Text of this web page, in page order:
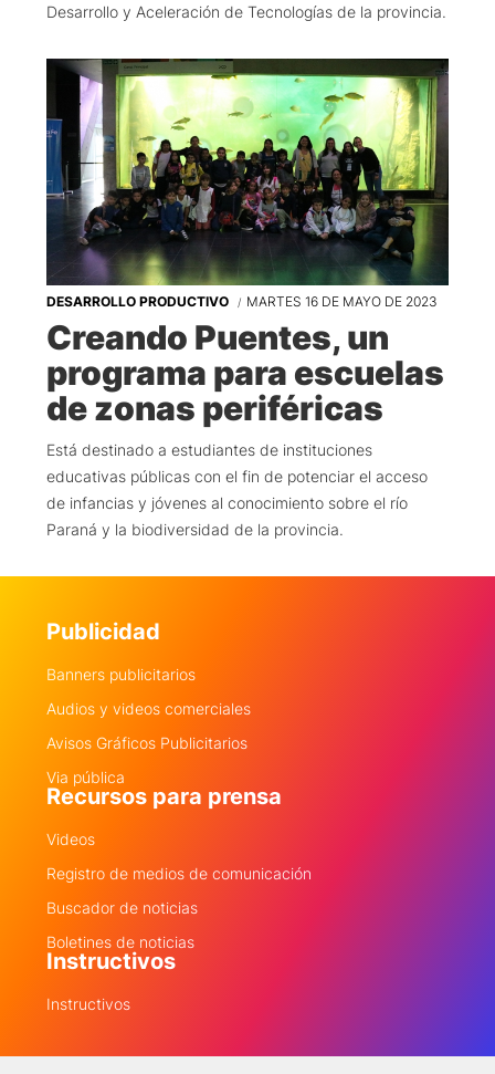
Desarrollo y Aceleración de Tecnologías de la provincia.
DESARROLLO PRODUCTIVO MARTES 16 DE MAYO DE 2023
Creando Puentes, un
programa para escuelas
de zonas periféricas
Está destinado a estudiantes de instituciones
educativas públicas con el fin de potenciar el acceso
de infancias y jóvenes al conocimiento sobre el río
Paraná y la biodiversidad de la provincia.
Publicidad
Banners publicitarios
Audios y videos comerciales
Avisos Gráficos Publicitarios
Via pública
Recursos para prensa
Videos
Registro de medios de comunicación
Buscador de noticias
Boletines de noticias
Instructivos
Instructivos